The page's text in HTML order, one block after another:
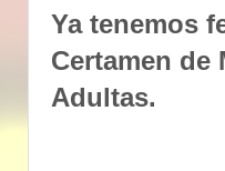
Ya tenemos
Certamen de
Adultas.